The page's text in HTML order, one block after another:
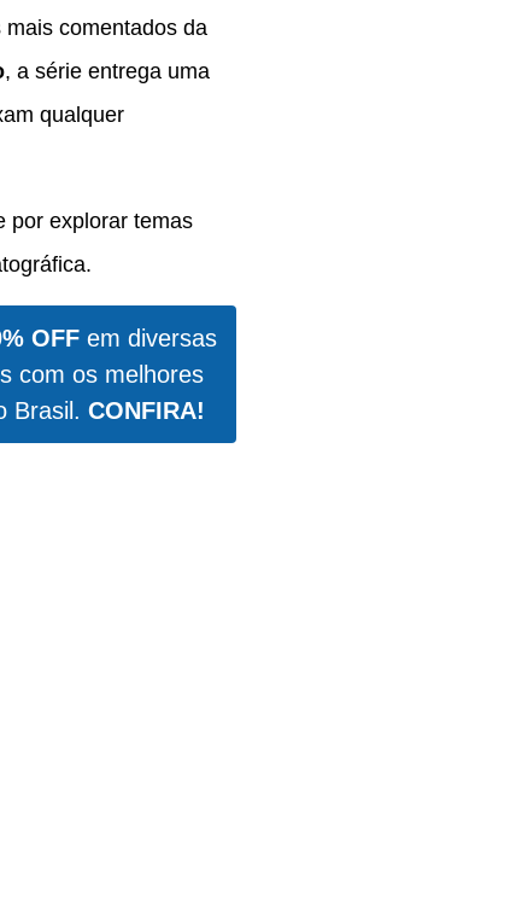
comentados da
, a série entrega uma
qualquer
por explorar temas
OFFem diversas
com os melhores
Brasil. CONFIRA!